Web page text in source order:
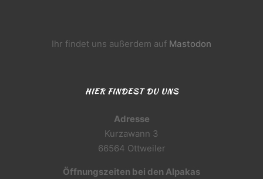
Ihr findet uns außerdem auf Mastodon
HIER FINDEST DU UNS
Adresse
Kurzawann 3
66564 Ottweiler
Öffnungszeiten bei den Alpakas